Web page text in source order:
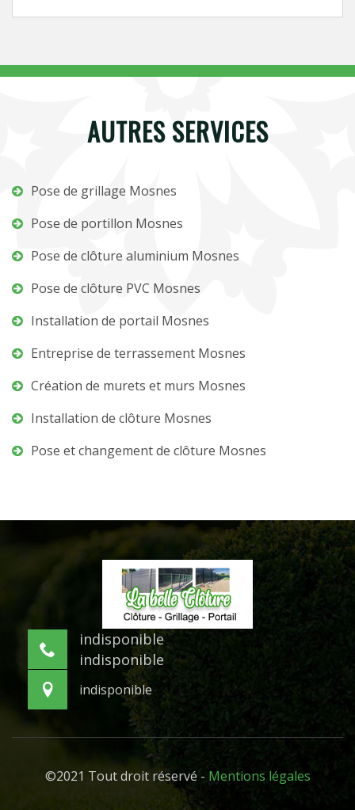
AUTRES SERVICES
Pose de grillage Mosnes
Pose de portillon Mosnes
Pose de clôture aluminium Mosnes
Pose de clôture PVC Mosnes
Installation de portail Mosnes
Entreprise de terrassement Mosnes
Création de murets et murs Mosnes
Installation de clôture Mosnes
Pose et changement de clôture Mosnes
indisponible
indisponible
indisponible
©2021 Tout droit réservé - Mentions légales